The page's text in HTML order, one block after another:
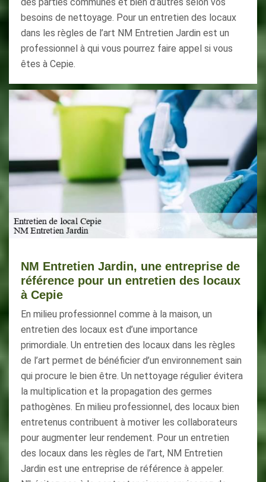
besoins de nettoyage. Pour un entretien des locaux
dans les règles de l’art NM Entretien Jardin est un
professionnel à qui vous pourrez faire appel si vous
êtes à Cepie.
NM Entretien Jardin, une entreprise de
référence pour un entretien des locaux
à Cepie
En milieu professionnel comme à la maison, un
entretien des locaux est d’une importance
primordiale. Un entretien des locaux dans les règles
de l’art permet de bénéficier d’un environnement sain
qui procure le bien être. Un nettoyage régulier évitera
la multiplication et la propagation des germes
pathogènes. En milieu professionnel, des locaux bien
entretenus contribuent à motiver les collaborateurs
pour augmenter leur rendement. Pour un entretien
des locaux dans les règles de l’art, NM Entretien
Jardin est une entreprise de référence à appeler.